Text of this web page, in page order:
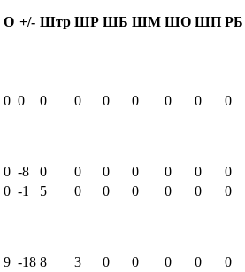
О +/- Штр ШР ШБ ШМ ШО ШП РБ
0 0 0 0 0 0 0 0
0
0 -8 0 0 0 0 0 0
0
0 -1 5 0 0 0 0 0
0
9 -18 8 3 0 0 0 0
0